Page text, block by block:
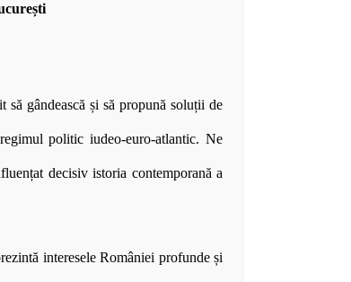
să gândească și să propună soluții de
politic iudeo-euro-atlantic. Ne
decisiv istoria contemporană a
interesele României profunde și